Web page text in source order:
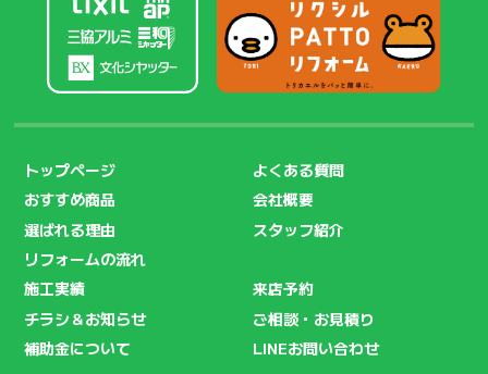
トップページ
おすすめ商品
選ばれる理由
リフォームの流れ
よくある質問
会社概要
スタッフ紹介
施工実績
チラシ＆お知らせ
補助金について
来店予約
ご相談・お見積り
LINEお問い合わせ